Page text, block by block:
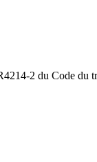
2 du Code du